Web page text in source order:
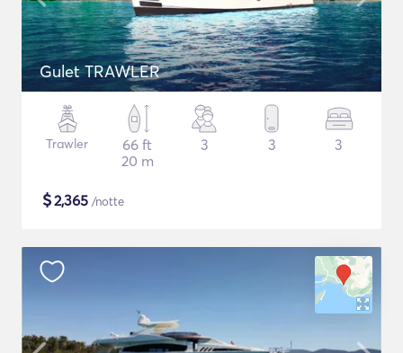
Gulet TRAWLER
Trawler
66 ft
20 m
3 3 3
$2,365 /notte